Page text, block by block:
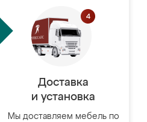
Доставка
и установка
Мы доставляем мебель по